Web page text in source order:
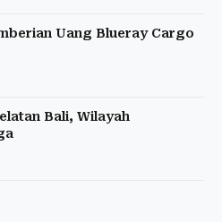
Uang Blueray Cargo
Bali, Wilayah